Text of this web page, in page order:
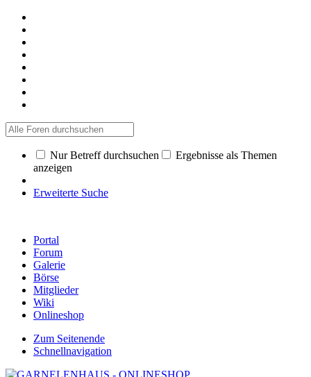
Nur Betreff durchsuchen
Ergebnisse als Themen
anzeigen
Erweiterte Suche
Portal
Forum
Galerie
Börse
Mitglieder
Wiki
Onlineshop
Zum Seitenende
Schnellnavigation